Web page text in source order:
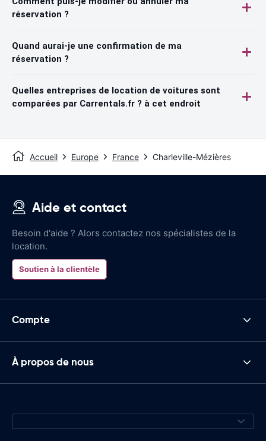
réservation ?
Quand aurai-je une confirmation de ma
réservation ?
Quelles entreprises de location de voitures sont
comparées par Carrentals.fr ? à cet endroit
Accueil Europe France Charleville-Mézières
Aide et contact
Besoin d'aide ? Alors contactez nos spécialistes de la
location.
Soutien à la clientèle
Compte
À propos de nous